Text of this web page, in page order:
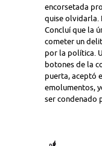
encorsetada
quise olvidarla.
Concluí que la
cometer un
por la política.
botones de la
puerta, aceptó
emolumentos,
ser condenado